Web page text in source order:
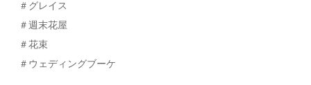
＃グレイス
＃週末花屋
＃花束
＃ウェディングブーケ